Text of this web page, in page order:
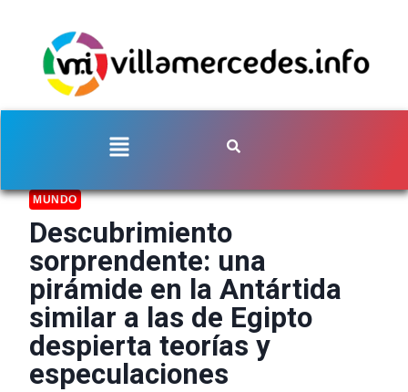
MUNDO
Descubrimiento
sorprendente: una
pirámide en la Antártida
similar a las de Egipto
despierta teorías y
especulaciones